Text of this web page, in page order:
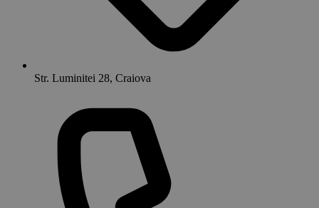
Str. Luminitei 28, Craiova